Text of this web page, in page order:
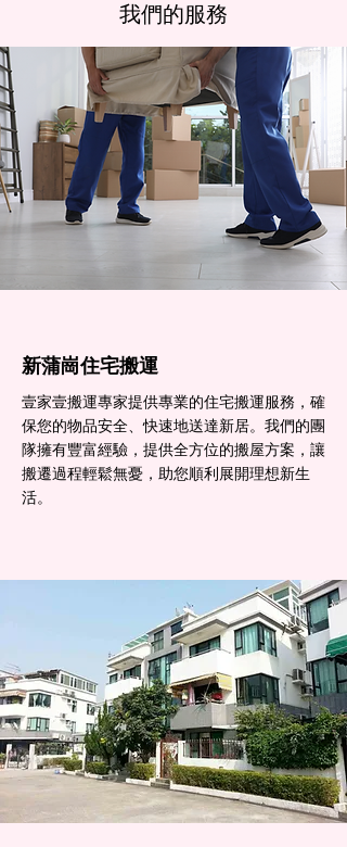
我們的服務
新蒲崗住宅搬運
壹家壹搬運專家提供專業的住宅搬運服務，確
保您的物品安全、快速地送達新居。我們的團
隊擁有豐富經驗，提供全方位的搬屋方案，讓
搬遷過程輕鬆無憂，助您順利展開理想新生
活。